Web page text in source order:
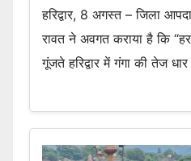
हरिद्वार, 8 अगस्त – जिला
रावत ने अवगत कराया है कि
गूंजते हरिद्वार में गंगा की तेज